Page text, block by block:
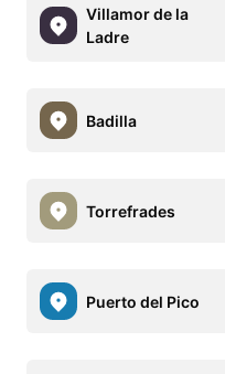
Villamor de la
Ladre
Badilla
Torrefrades
Puerto del Pico